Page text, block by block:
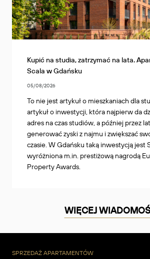
Kupić na studia, zatrzymać na lata.
Scala w Gdańsku
05/08/2026
To nie jest artykuł o mieszkaniach dla
artykuł o inwestycji, która najpierw da
adres na czas studiów, a później przez
generować zyski z najmu i zwiększać
czasie. W Gdańsku taką inwestycją jest
wyróżniona m.in. prestiżową nagrodą
Property Awards.
WIĘCEJ
SPRZEDAŻ APARTAMENTÓW